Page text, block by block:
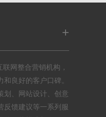
+
网整合营销机构，
良好的客户口碑。
划、网站设计、创意
反馈建议等一系列服